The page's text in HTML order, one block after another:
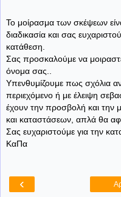
Το μοίρασμα των σκέψεων
διαδικασία και σας
κατάθεση.
Σας προσκαλούμε να
όνομα σας..
Υπενθυμίζουμε πως σχόλια
περιεχόμενο ή με έλειψη
έχουν την προσβολή και
και καταστάσεων, απλά θα
Σας ευχαριστούμε για την
ΚαΠα
‹